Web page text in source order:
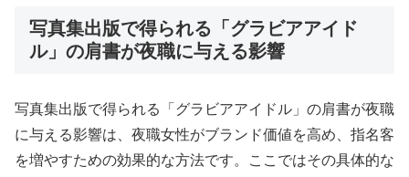
写真集出版で得られる「グラビアアイド
ル」の肩書が夜職に与える影響
写真集出版で得られる「グラビアアイドル」の肩書が夜職
に与える影響は、夜職女性がブランド価値を高め、指名客
を増やすための効果的な方法です。ここではその具体的な